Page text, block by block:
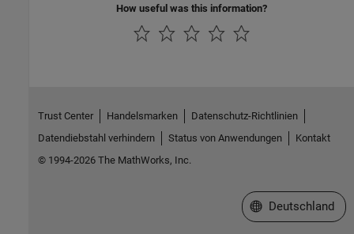
How useful was this information?
Trust Center Handelsmarken
Datenschutz-Richtlinien
Datendiebstahl verhindern
Status von Anwendungen
Kontakt
© 1994-2026 The MathWorks, Inc.
Website auswählen
Deutschland